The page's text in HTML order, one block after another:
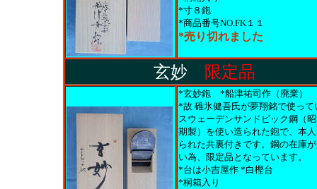
*寸８鉋
*商品番号NO.FK１１
*売り切れました
玄妙 限定品
*玄妙鉋 *船津祐司作（廃業）
*故 碓氷健吾氏が夢翔銘で使って
スウェーデンサンドビック鋼（
期製）を使い造られた鉋で、本
られた共裏付きです。鋼の在庫
い為、限定品となっています。
*台は小吉屋作 *白樫台
*桐箱入り